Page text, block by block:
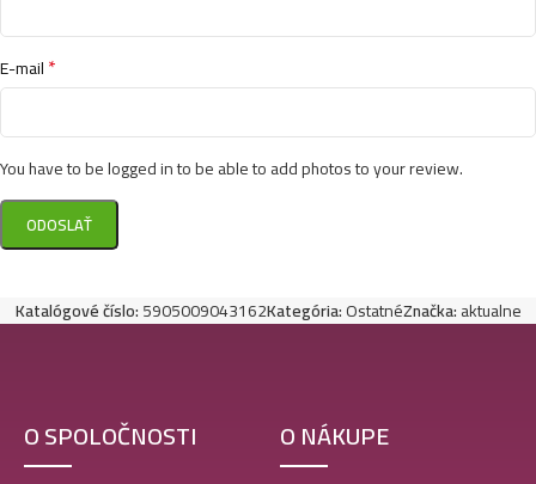
E-mail*
You have to be logged in to be able to add photos to your review.
Katalógové číslo:5905009043162Kategória:OstatnéZnačka:aktualne
O SPOLOČNOSTI O NÁKUPE